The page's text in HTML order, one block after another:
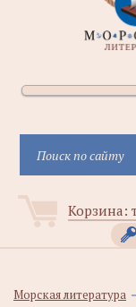
Корзина:
Морская литература